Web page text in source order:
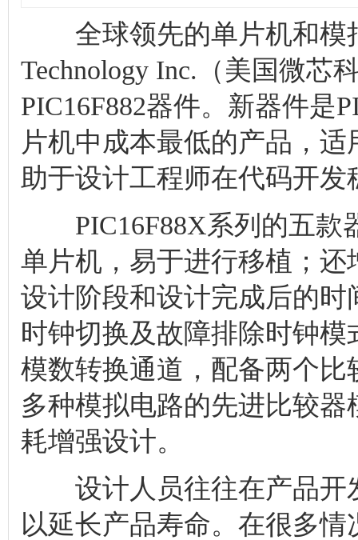
全球领先的单片机和模
Technology Inc.（美国微芯
PIC16F882器件。新器件是
片机中成本最低的产品，适
助于设计工程师在代码开
PIC16F88X系列的五款
单片机，易于进行移植；
设计阶段和设计完成后的
时钟切换及故障排除时钟
模数转换通道，配备两个
多种模拟电路的先进比较
耗增强设计。
设计人员往往在产品开
以延长产品寿命。在很多